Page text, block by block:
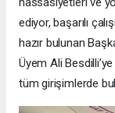
ediyor, başarılı
hazır bulunan
Üyem Ali
tüm girişimlerde